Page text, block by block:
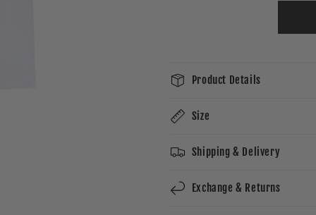
Product Details
Size
Shipping & Delivery
Exchange & Returns